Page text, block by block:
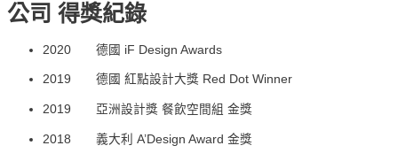
公司 得獎紀錄
2020 德國 iF Design Awards
2019 德國 紅點設計大獎 Red Dot Winner
2019 亞洲設計獎 餐飲空間組 金獎
2018 義大利 A’Design Award 金獎